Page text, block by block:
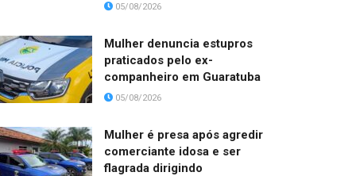
05/08/2026
Mulher denuncia estupros
praticados pelo ex-
companheiro em Guaratuba
05/08/2026
Mulher é presa após agredir
comerciante idosa e ser
flagrada dirigindo